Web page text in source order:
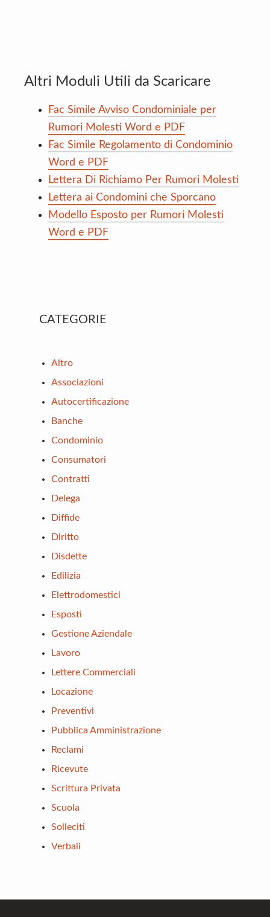
Altri Moduli Utili da Scaricare
Fac Simile Avviso Condominiale per
Rumori Molesti Word e PDF
Fac Simile Regolamento di Condominio
Word e PDF
Lettera Di Richiamo Per Rumori Molesti
Lettera ai Condomini che Sporcano
Modello Esposto per Rumori Molesti
Word e PDF
Primary
CATEGORIE
Altro
Associazioni
Autocertificazione
Banche
Condominio
Consumatori
Contratti
Delega
Diffide
Diritto
Disdette
Edilizia
Elettrodomestici
Esposti
Gestione Aziendale
Lavoro
Lettere Commerciali
Locazione
Preventivi
Pubblica Amministrazione
Reclami
Ricevute
Scrittura Privata
Scuola
Solleciti
Verbali